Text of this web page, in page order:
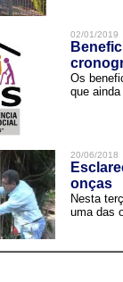
02/01/2019
Os
que
20/06/2018
onças
Nesta
uma das